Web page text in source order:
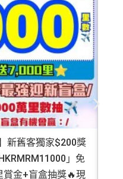
新舊客獨家$200獎
」免
金+盲盒抽獎🔥現